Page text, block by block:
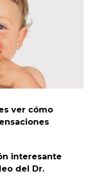
ver cómo
interesante
del Dr.